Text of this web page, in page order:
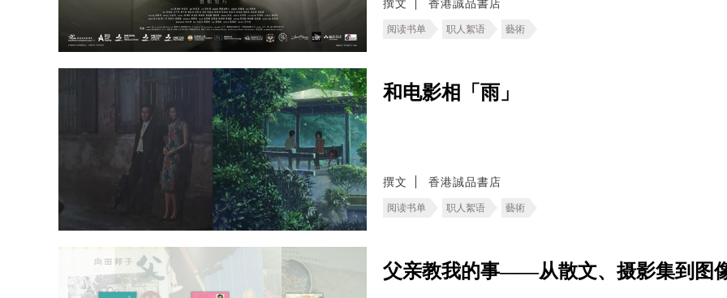
撰文 香港誠品書店
阅读书单 职人絮语 藝術
和电影相「雨」
撰文 香港誠品書店
阅读书单 职人絮语 藝術
父亲教我的事——从散文、摄影集到图